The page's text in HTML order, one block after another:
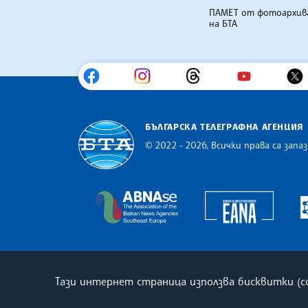
ПАМЕТ от
на БТА
БЪЛГАРСКА ТЕЛЕГРАФНА АГЕНЦИЯ
© 2022 - 2026, Всички права са
The Assocoation of the
Тази интернет страница използва бисквитки